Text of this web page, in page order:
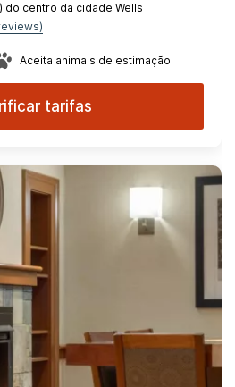
do centro da cidade Wells
Aceita animais de estimação
tarifas